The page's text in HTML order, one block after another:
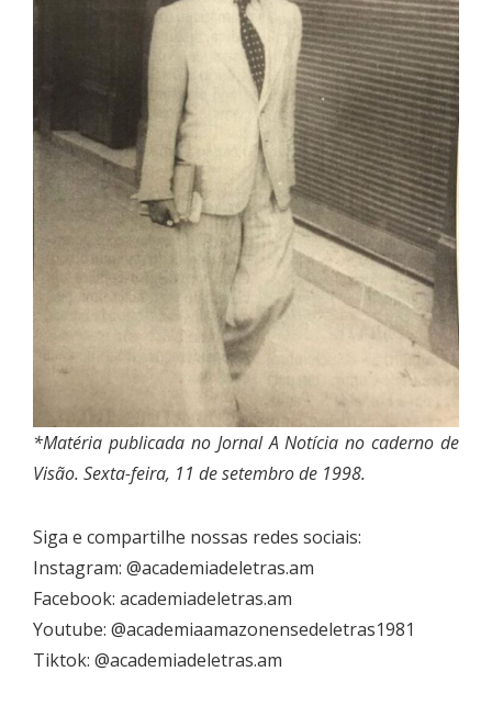
*Matéria publicada no Jornal A Notícia no caderno de
Visão. Sexta-feira, 11 de setembro de 1998.
Siga e compartilhe nossas redes sociais:
Instagram: @academiadeletras.am
Facebook: academiadeletras.am
Youtube: @academiaamazonensedeletras1981
Tiktok: @academiadeletras.am